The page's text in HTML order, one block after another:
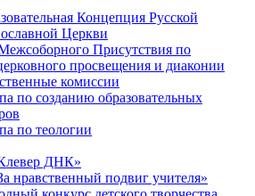
Концепция Русской
Церкви
Присутствия по
просвещения и диаконии
комиссии
по созданию образовательных
по теологии
ДНК»
нравственный подвиг учителя»